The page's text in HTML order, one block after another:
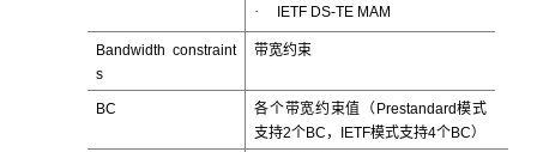
· IETF DS-TE MAM
Bandwidth constraint
s
带宽约束
BC
各个带宽约束值（Prestandard模式
支持2个BC，IETF模式支持4个BC）